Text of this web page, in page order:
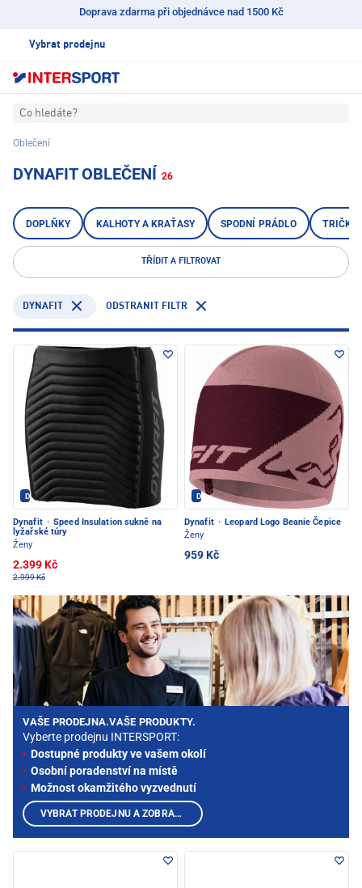
Doprava zdarma při objednávce nad 1500 Kč
Vybrat prodejnu
Co hledáte?
Oblečení
DYNAFIT OBLEČENÍ 26
DOPLŇKY KALHOTY A KRAŤASY SPODNÍ PRÁDLO
TŘÍDIT A FILTROVAT
DYNAFIT ODSTRANIT FILTR
Dynafit - PEC POD SNĚŽKOU
Dynafit · Speed Insulation sukně na
lyžařské túry
Ženy
2.399 Kč
2.999 Kč
Dynafit - PEC POD SNĚŽKOU
Dynafit · Leopard Logo Beanie Čepice
Ženy
959 Kč
VAŠE PRODEJNA.VAŠE PRODUKTY.
Vyberte prodejnu INTERSPORT:
Dostupné produkty ve vašem okolí
Osobní poradenství na místě
Možnost okamžitého vyzvednutí
VYBRAT PRODEJNU A ZOBRAZIT PRODUKTY